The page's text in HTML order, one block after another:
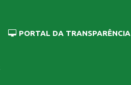
PORTAL DA TRANSPARÊNCIA